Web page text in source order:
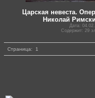
Царская невеста.
Николай
Дата:
Содержит: 29
Страница: 1